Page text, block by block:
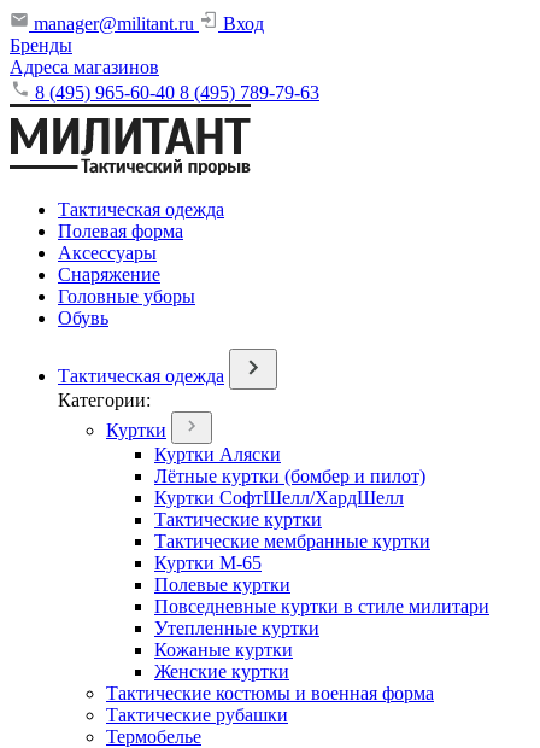
manager@militant.ru
Вход
Бренды
Адреса магазинов
8 (495) 965-60-40 8 (495) 789-79-63
Тактическая одежда
Полевая форма
Аксессуары
Снаряжение
Головные уборы
Обувь
Тактическая одежда
Категории:
Куртки
Куртки Аляски
Лётные куртки (бомбер и пилот)
Куртки СофтШелл/ХардШелл
Тактические куртки
Тактические мембранные куртки
Куртки М-65
Полевые куртки
Повседневные куртки в стиле милитари
Утепленные куртки
Кожаные куртки
Женские куртки
Тактические костюмы и военная форма
Тактические рубашки
Термобелье